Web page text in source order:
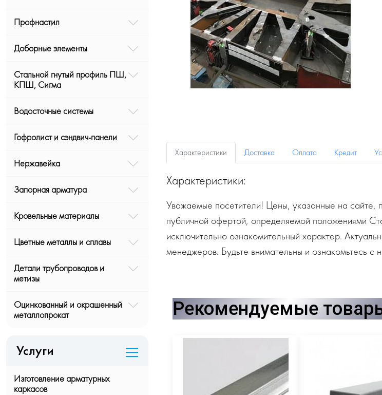
Профнастил
Доборные элементы
Стальной гнутый профиль ПШ,
КПШ, Сигма
Водосточные системы
Гофролист и сэндвич-панели
Нержавейка
Запорная арматура
Кровельные материалы
Цветные металлы и сплавы
Детали трубопроводов и
метизы
Оцинкованный и окрашенный
металлопрокат
Услуги
Изготовление арматурных
каркасов
Характеристики Доставка Оплата Кредит
Характеристики:
Уважаемые посетители! Цены, указанные на сайте,
публичной офертой, определяемой положениями
исключительно ознакомительный характер.
менеджеров. Будьте внимательны и ознакомьтесь с
Рекомендуемые